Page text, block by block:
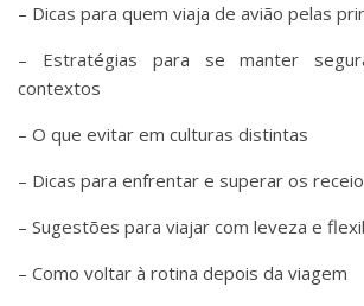
– Dicas para quem viaja de avião pelas
– Estratégias para se manter
contextos
– O que evitar em culturas distintas
– Dicas para enfrentar e superar os
– Sugestões para viajar com leveza e
– Como voltar à rotina depois da viagem